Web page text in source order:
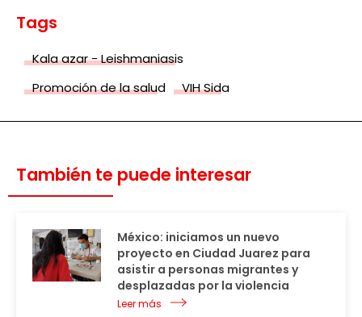
Tags
Kala azar - Leishmaniasis
Promoción de la salud
VIH Sida
También te puede interesar
México: iniciamos un nuevo
proyecto en Ciudad Juarez para
asistir a personas migrantes y
desplazadas por la violencia
Leer más